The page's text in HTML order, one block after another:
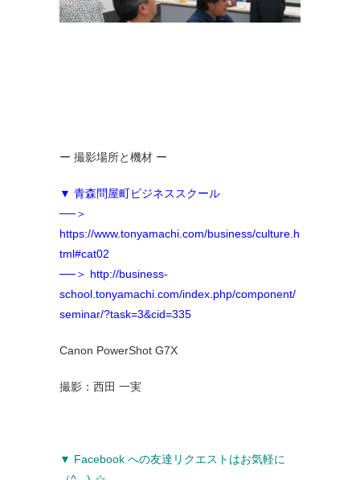
ー 撮影場所と機材 ー
▼ 青森問屋町ビジネススクール
──＞
https://www.tonyamachi.com/business/culture.h
tml#cat02
──＞ http://business-
school.tonyamachi.com/index.php/component/
seminar/?task=3&cid=335
Canon PowerShot G7X
撮影：西田 一実
▼ Facebook への友達リクエストはお気軽に